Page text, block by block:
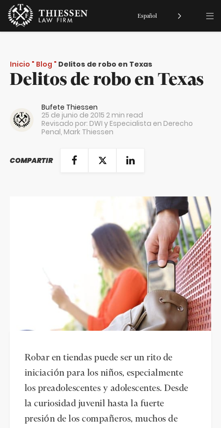
Inicio " Blog " Delitos de robo en Texas
Delitos de robo en Texas
Bufete Thiessen
25 de junio de 2015 2 min read
Revisado por: DWI y Especialista en Derecho
Penal, Mark Thiessen
COMPARTIR
Robar en tiendas puede ser un rito de
iniciación para los niños, especialmente
los preadolescentes y adolescentes. Desde
la curiosidad juvenil hasta la fuerte
presión de los compañeros, muchos de
Español